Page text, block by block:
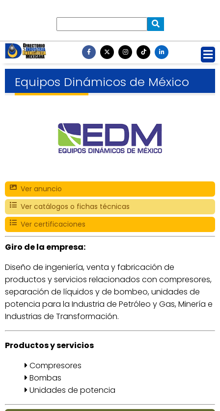
Equipos Dinámicos de México
Ver anuncio
Ver catálogos o fichas técnicas
Ver certificaciones
Giro de la empresa:
Diseño de ingeniería, venta y fabricación de
productos y servicios relacionados con compresores,
separación de líquidos y de bombeo, unidades de
potencia para la Industria de Petróleo y Gas, Minería e
Industrias de Transformación.
Productos y servicios
Compresores
Bombas
Unidades de potencia